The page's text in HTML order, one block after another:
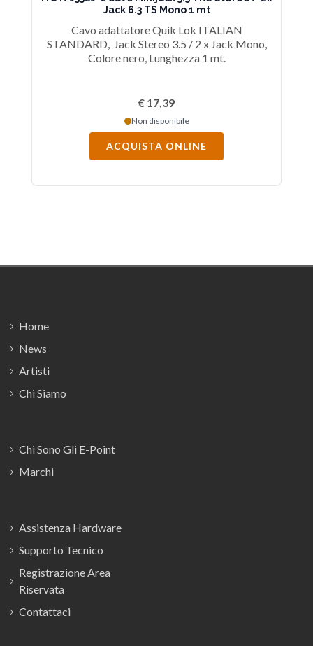
Jack 6.3 TS Mono 1 mt
Cavo adattatore Quik Lok ITALIAN
STANDARD, Jack Stereo 3.5 / 2 x Jack Mono,
Colore nero, Lunghezza 1 mt.
€ 17,39
Non disponibile
ACQUISTA ONLINE
Home
News
Artisti
Chi Siamo
Chi Sono Gli E-Point
Marchi
Assistenza Hardware
Supporto Tecnico
Registrazione Area
Riservata
Contattaci